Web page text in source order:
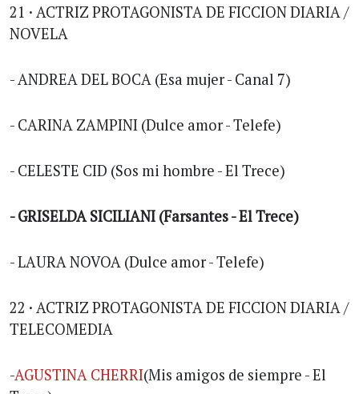
21 · ACTRIZ PROTAGONISTA DE FICCION DIARIA /
NOVELA
- ANDREA DEL BOCA (Esa mujer - Canal 7)
- CARINA ZAMPINI (Dulce amor - Telefe)
- CELESTE CID (Sos mi hombre - El Trece)
- GRISELDA SICILIANI (Farsantes - El Trece)
- LAURA NOVOA (Dulce amor - Telefe)
22 · ACTRIZ PROTAGONISTA DE FICCION DIARIA /
TELECOMEDIA
-AGUSTINA CHERRI(Mis amigos de siempre - El